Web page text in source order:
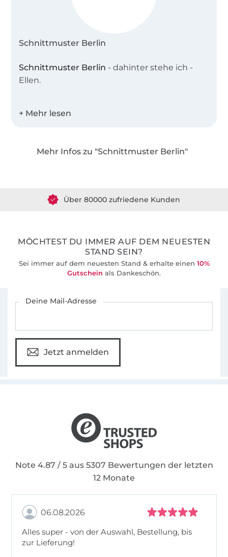
Schnittmuster Berlin
Schnittmuster Berlin - dahinter stehe ich -
Ellen.
meine Ausbildung zur Modedesignerin am
Schnittmacher GbR den großen Schritt in die
selbstverständlich ist, aber nicht langweilig,
die über alle Größen eine gute Passform
Regel die Größen 34-50, eine bebilderte
dir in einem Copyshop ausdrucken kannst.
Mehr Infos zu "Schnittmuster Berlin"
MÖCHTEST DU IMMER AUF DEM NEUESTEN
STAND SEIN?
Sei immer auf dem neuesten Stand & erhalte einen 10%
Gutschein als Dankeschön.
Deine Mail-Adresse
Jetzt anmelden
Note 4.87 / 5 aus 5307 Bewertungen der letzten
12 Monate
06.08.2026
Alles super - von der Auswahl, Bestellung, bis
zur Lieferung!